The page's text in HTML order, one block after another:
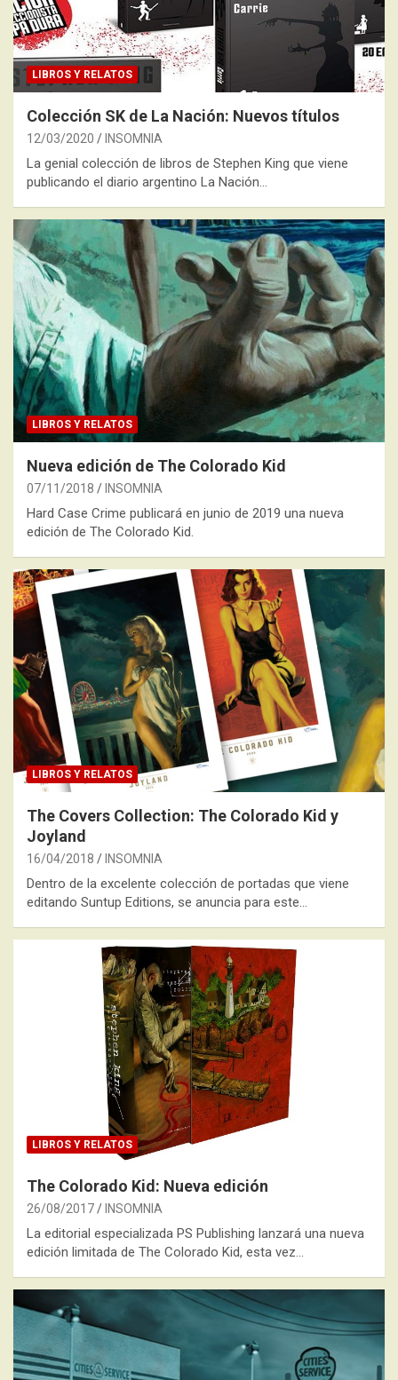
LIBROS Y RELATOS
Colección SK de La Nación: Nuevos títulos
12/03/2020 INSOMNIA
La genial colección de libros de Stephen King que viene
publicando el diario argentino La Nación…
LIBROS Y RELATOS
Nueva edición de The Colorado Kid
07/11/2018 INSOMNIA
Hard Case Crime publicará en junio de 2019 una nueva
edición de The Colorado Kid.
LIBROS Y RELATOS
The Covers Collection: The Colorado Kid y
Joyland
16/04/2018 INSOMNIA
Dentro de la excelente colección de portadas que viene
editando Suntup Editions, se anuncia para este…
LIBROS Y RELATOS
The Colorado Kid: Nueva edición
26/08/2017 INSOMNIA
La editorial especializada PS Publishing lanzará una nueva
edición limitada de The Colorado Kid, esta vez…